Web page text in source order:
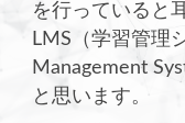
を行っていると
LMS（学習管理
Management
と思います。